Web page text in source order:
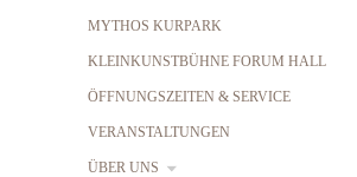
MYTHOS KURPARK
KLEINKUNSTBÜHNE FORUM HALL
ÖFFNUNGSZEITEN & SERVICE
VERANSTALTUNGEN
ÜBER UNS